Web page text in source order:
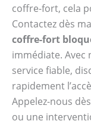
coffre-fort, cela
Contactez dès
coffre-fort
immédiate. Avec
service fiable,
rapidement
Appelez-nous
ou une